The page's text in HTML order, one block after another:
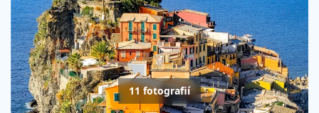
11 fotografií